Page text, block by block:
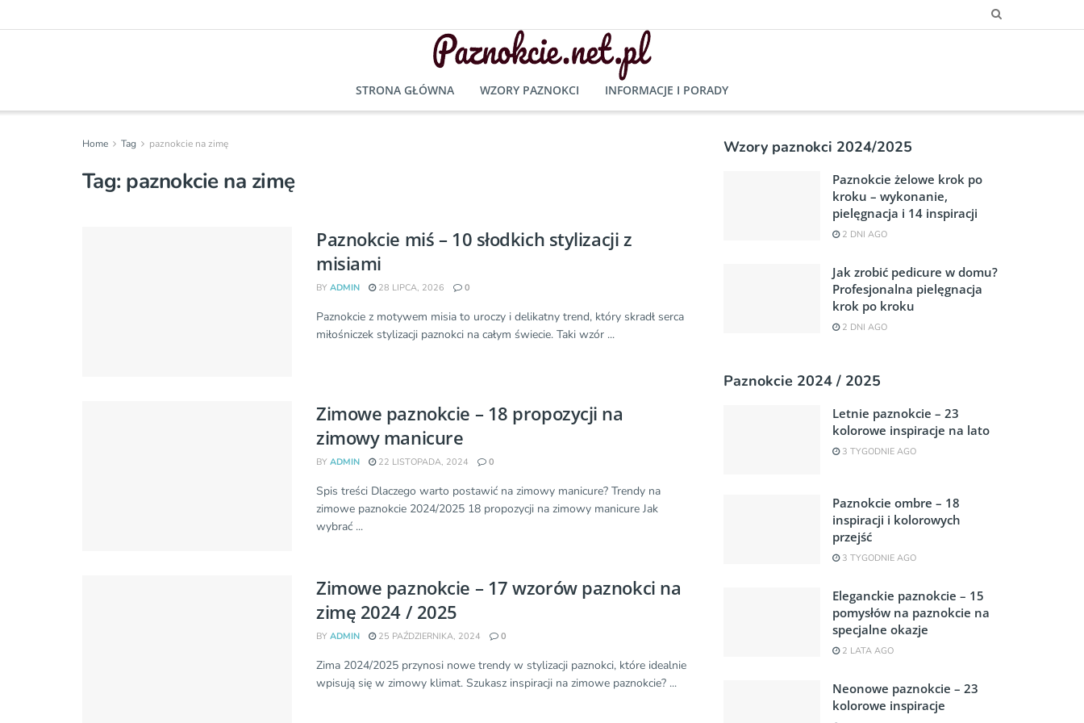
STRONA GŁÓWNA WZORY PAZNOKCI INFORMACJE I PORADY
Home Tag paznokcie na zimę
Tag: paznokcie na zimę
Paznokcie miś – 10 słodkich stylizacji z
misiami
BY ADMIN 28 LIPCA, 2026 0
Paznokcie z motywem misia to uroczy i delikatny trend, który skradł serca
miłośniczek stylizacji paznokci na całym świecie. Taki wzór ...
Zimowe paznokcie – 18 propozycji na
zimowy manicure
BY ADMIN 22 LISTOPADA, 2024 0
Spis treści Dlaczego warto postawić na zimowy manicure? Trendy na
zimowe paznokcie 2024/2025 18 propozycji na zimowy manicure Jak
wybrać ...
Zimowe paznokcie – 17 wzorów paznokci na
zimę 2024 / 2025
BY ADMIN 25 PAŹDZIERNIKA, 2024 0
Zima 2024/2025 przynosi nowe trendy w stylizacji paznokci, które idealnie
wpisują się w zimowy klimat. Szukasz inspiracji na zimowe paznokcie? ...
Wzory paznokci 2024/2025
Paznokcie żelowe krok po
kroku – wykonanie,
pielęgnacja i 14 inspiracji
2 DNI AGO
Jak zrobić pedicure w domu?
Profesjonalna pielęgnacja
krok po kroku
2 DNI AGO
Paznokcie 2024 / 2025
Letnie paznokcie – 23
kolorowe inspiracje na lato
3 TYGODNIE AGO
Paznokcie ombre – 18
inspiracji i kolorowych
przejść
3 TYGODNIE AGO
Eleganckie paznokcie – 15
pomysłów na paznokcie na
specjalne okazje
2 LATA AGO
Neonowe paznokcie – 23
kolorowe inspiracje